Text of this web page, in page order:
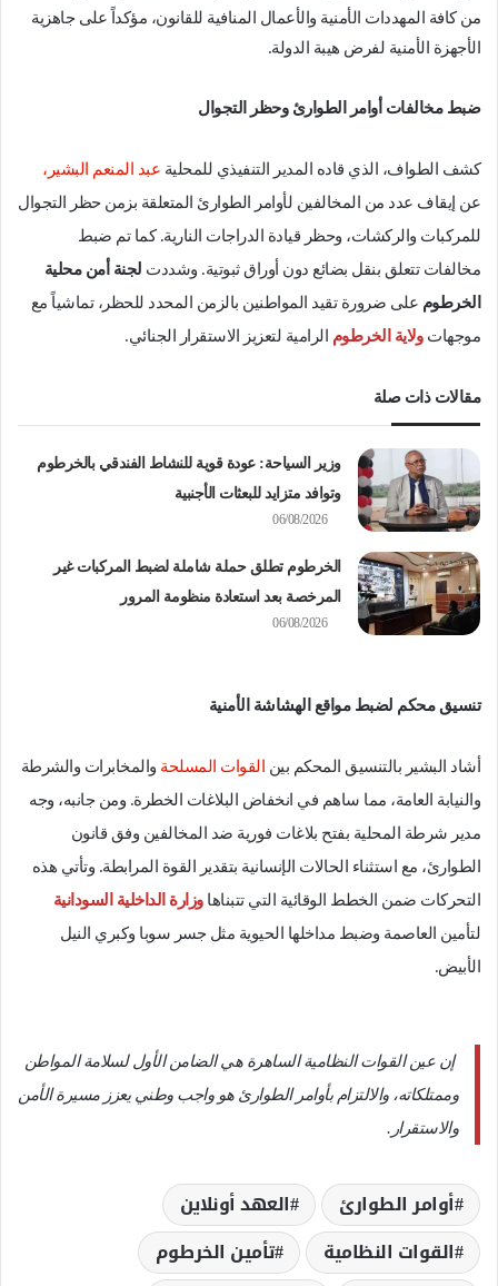
من كافة المهددات الأمنية والأعمال المنافية للقانون، مؤكداً على جاهزية
الأجهزة الأمنية لفرض هيبة الدولة.
ضبط مخالفات أوامر الطوارئ وحظر التجوال
كشف الطواف، الذي قاده المدير التنفيذي للمحلية عبد المنعم البشير،
عن إيقاف عدد من المخالفين لأوامر الطوارئ المتعلقة بزمن حظر التجوال
للمركبات والركشات، وحظر قيادة الدراجات النارية. كما تم ضبط
مخالفات تتعلق بنقل بضائع دون أوراق ثبوتية. وشددت لجنة أمن محلية
الخرطوم على ضرورة تقيد المواطنين بالزمن المحدد للحظر، تماشياً مع
موجهاتولاية الخرطوم الرامية لتعزيز الاستقرار الجنائي.
مقالات ذات صلة
وزير السياحة: عودة قوية للنشاط الفندقي بالخرطوم
وتوافد متزايد للبعثات الأجنبية
06/08/2026
الخرطوم تطلق حملة شاملة لضبط المركبات غير
المرخصة بعد استعادة منظومة المرور
06/08/2026
تنسيق محكم لضبط مواقع الهشاشة الأمنية
أشاد البشير بالتنسيق المحكم بين القوات المسلحة والمخابرات والشرطة
والنيابة العامة، مما ساهم في انخفاض البلاغات الخطرة. ومن جانبه، وجه
مدير شرطة المحلية بفتح بلاغات فورية ضد المخالفين وفق قانون
الطوارئ، مع استثناء الحالات الإنسانية بتقدير القوة المرابطة. وتأتي هذه
التحركات ضمن الخطط الوقائية التي تتبناهاوزارة الداخلية السودانية
لتأمين العاصمة وضبط مداخلها الحيوية مثل جسر سوبا وكبري النيل
الأبيض.
إن عين القوات النظامية الساهرة هي الضامن الأول لسلامة المواطن
وممتلكاته، والالتزام بأوامر الطوارئ هو واجب وطني يعزز مسيرة الأمن
والاستقرار.
أوامر الطوارئ
العهد أونلاين
القوات النظامية
تأمين الخرطوم